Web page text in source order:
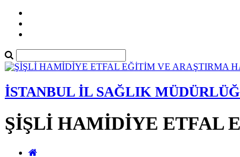
İSTANBUL İL SAĞLIK
ŞİŞLİ HAMİDİYE ETFAL